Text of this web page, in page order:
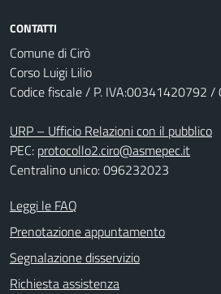
CONTATTI
Comune di Cirò
Corso Luigi Lilio
Codice fiscale / P. IVA:00341420792
URP – Ufficio Relazioni con il pubblico
PEC: protocollo2.ciro@asmepec.it
Centralino unico: 096232023
Leggi le FAQ
Prenotazione appuntamento
Segnalazione disservizio
Richiesta assistenza